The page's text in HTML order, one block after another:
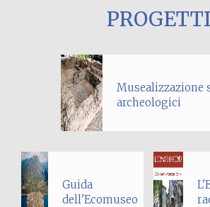
PROGETTI
Musealizzazione
archeologici
Guida
dell'Ecomuseo